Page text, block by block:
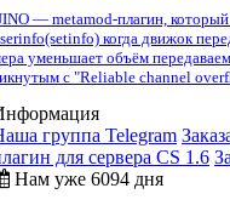
— metamod-плагин, который
когда движок
уменьшает объём
с "Reliable channel
группа Telegram
для сервера CS 1.6
Нам уже 6094 дня